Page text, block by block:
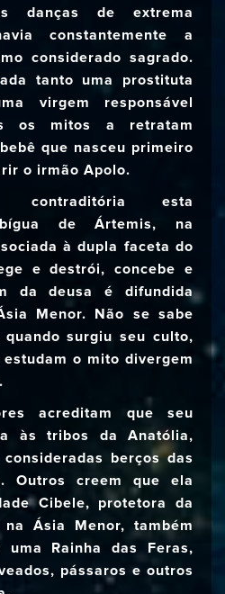
danças de extrema
constantemente a
considerado sagrado.
tanto uma prostituta
virgem responsável
os mitos a retratam
que nasceu primeiro
o irmão Apolo.
contraditória esta
de Ártemis, na
à dupla faceta do
e destrói, concebe e
da deusa é difundida
Menor. Não se sabe
surgiu seu culto,
o mito divergem
acreditam que seu
às tribos da Anatólia,
berços das
Outros creem que ela
Cibele, protetora da
Ásia Menor, também
uma Rainha das Feras,
pássaros e outros